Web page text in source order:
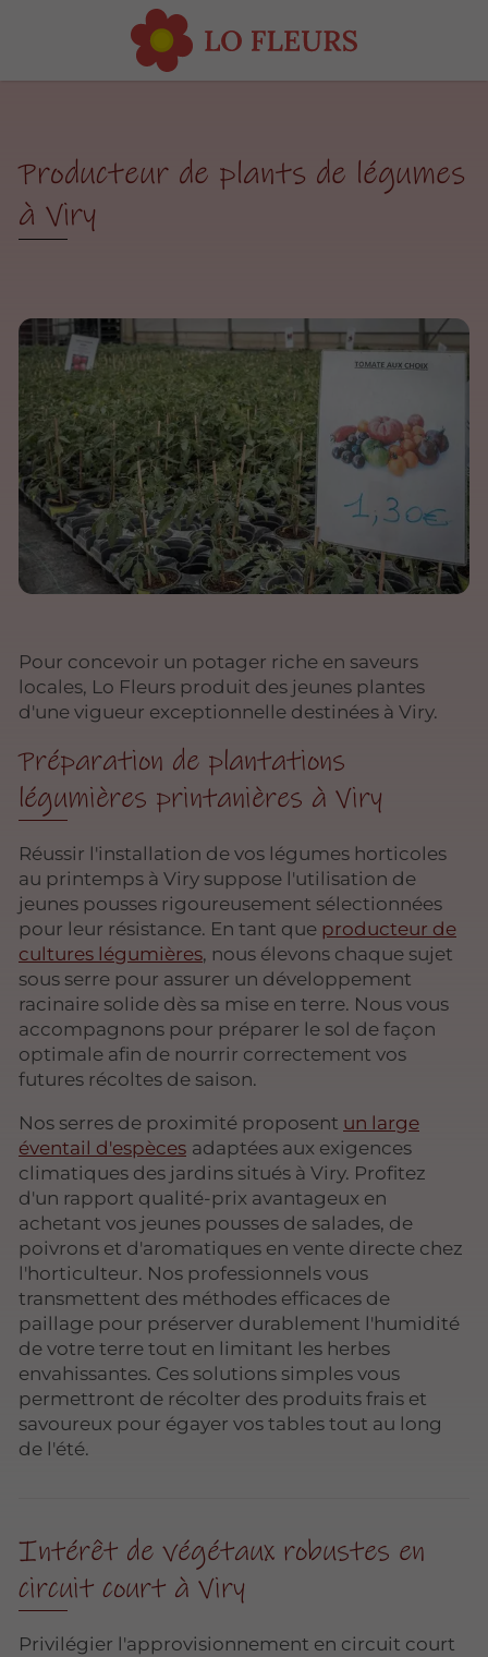
Producteur de plants de légumes
à Viry
Pour concevoir un potager riche en saveurs
locales, Lo Fleurs produit des jeunes plantes
d'une vigueur exceptionnelle destinées à Viry.
Préparation de plantations
légumières printanières à Viry
Réussir l'installation de vos légumes horticoles
au printemps à Viry suppose l'utilisation de
jeunes pousses rigoureusement sélectionnées
pour leur résistance. En tant que producteur de
cultures légumières, nous élevons chaque sujet
sous serre pour assurer un développement
racinaire solide dès sa mise en terre. Nous vous
accompagnons pour préparer le sol de façon
optimale afin de nourrir correctement vos
futures récoltes de saison.
Nos serres de proximité proposent un large
éventail d'espèces adaptées aux exigences
climatiques des jardins situés à Viry. Profitez
d'un rapport qualité-prix avantageux en
achetant vos jeunes pousses de salades, de
poivrons et d'aromatiques en vente directe chez
l'horticulteur. Nos professionnels vous
transmettent des méthodes efficaces de
paillage pour préserver durablement l'humidité
de votre terre tout en limitant les herbes
envahissantes. Ces solutions simples vous
permettront de récolter des produits frais et
savoureux pour égayer vos tables tout au long
de l'été.
Intérêt de végétaux robustes en
circuit court à Viry
Privilégier l'approvisionnement en circuit court